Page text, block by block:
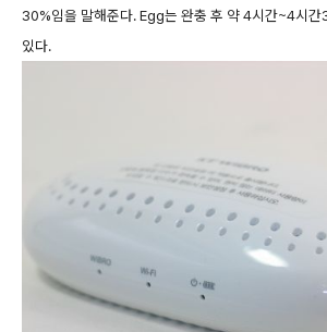
30%임을 말해준다. Egg는 완충 후 약 4시간~4시간
있다.